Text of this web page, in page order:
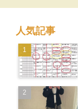
人気記事